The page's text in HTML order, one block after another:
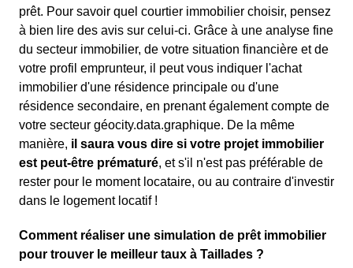
prêt. Pour savoir quel courtier immobilier choisir, pensez
à bien lire des avis sur celui-ci. Grâce à une analyse fine
du secteur immobilier, de votre situation financière et de
votre profil emprunteur, il peut vous indiquer l'achat
immobilier d'une résidence principale ou d'une
résidence secondaire, en prenant également compte de
votre secteur géocity.data.graphique. De la même
manière, il saura vous dire si votre projet immobilier
est peut-être prématuré, et s'il n'est pas préférable de
rester pour le moment locataire, ou au contraire d'investir
dans le logement locatif !
Comment réaliser une simulation de prêt immobilier
pour trouver le meilleur taux à Taillades ?